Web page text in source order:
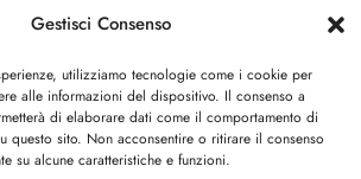
Gestisci Consenso
utilizziamo tecnologie come i cookie per
alle informazioni del dispositivo. Il consenso a
di elaborare dati come il comportamento di
questo sito. Non acconsentire o ritirare il consenso
su alcune caratteristiche e funzioni.
facente parte del network
34 - Roma - P.iva:
-Cookie Policy